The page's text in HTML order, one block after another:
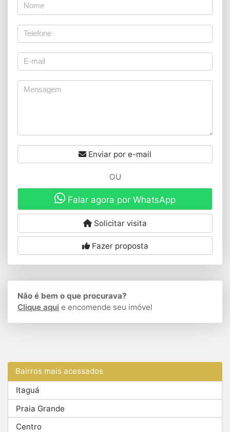
Enviar por e-mail
OU
Falar agora por WhatsApp
Solicitar visita
Fazer proposta
Não é bem o que procurava?
Clique aqui e encomende seu imóvel
Bairros mais acessados
Itaguá
Praia Grande
Centro